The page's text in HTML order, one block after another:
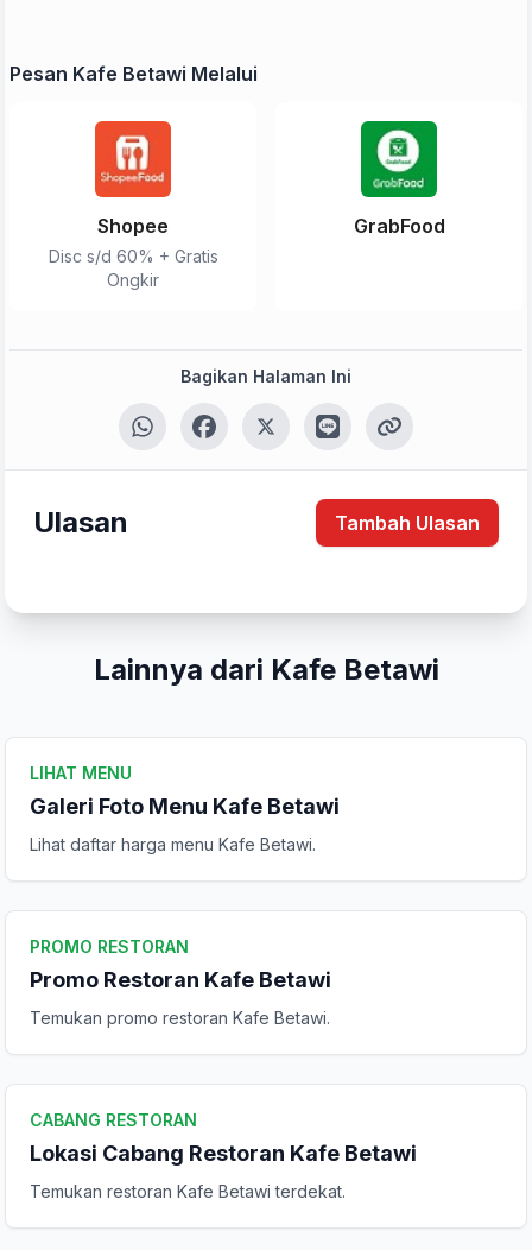
Pesan Kafe Betawi Melalui
Shopee
Disc s/d 60% + Gratis
Ongkir
GrabFood
Bagikan Halaman Ini
Ulasan Tambah Ulasan
Lainnya dari Kafe Betawi
LIHAT MENU
Galeri Foto Menu Kafe Betawi
Lihat daftar harga menu Kafe Betawi.
PROMO RESTORAN
Promo Restoran Kafe Betawi
Temukan promo restoran Kafe Betawi.
CABANG RESTORAN
Lokasi Cabang Restoran Kafe Betawi
Temukan restoran Kafe Betawi terdekat.
Tulis Ulasan
Peringkat Anda
Komentar Anda
Kirim Ulasan